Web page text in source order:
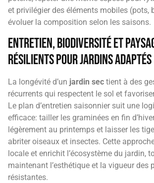
et privilégier des éléments mobiles (pots,
évoluer la composition selon les saisons.
Entretien, biodiversité et
Résilients pour Jardins Adaptés
La longévité d’un jardin sec tient à des
récurrents qui respectent le sol et
Le plan d’entretien saisonnier suit une
efficace: tailler les graminées en fin
légèrement au printemps et laisser les
abriter oiseaux et insectes. Cette
locale et enrichit l’écosystème du jardin,
maintenant l’esthétique et la vigueur des
résistantes.